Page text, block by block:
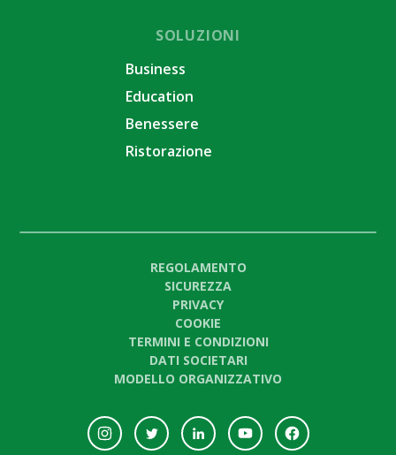
SOLUZIONI
Business
Education
Benessere
Ristorazione
REGOLAMENTO
SICUREZZA
PRIVACY
COOKIE
TERMINI E CONDIZIONI
DATI SOCIETARI
MODELLO ORGANIZZATIVO